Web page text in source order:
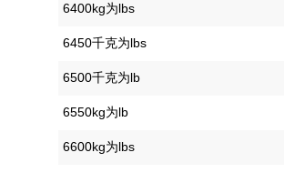
6400kg为lbs
6450千克为lbs
6500千克为lb
6550kg为lb
6600kg为lbs